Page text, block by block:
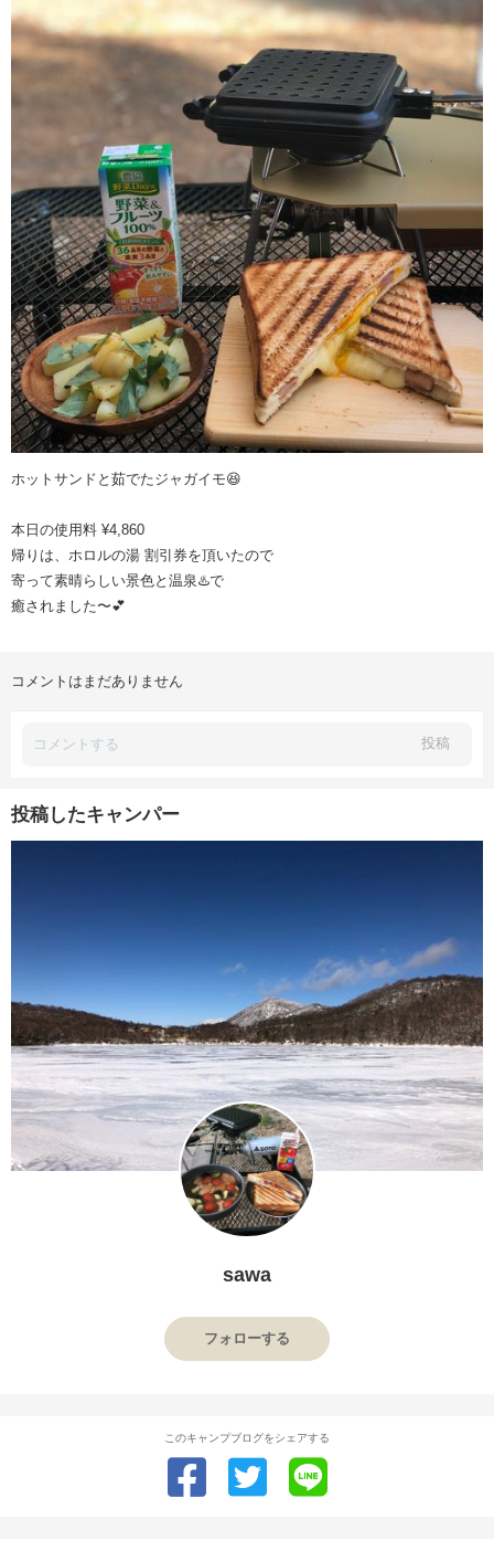
ホットサンドと茹でたジャガイモ😆
本日の使用料 ¥4,860
帰りは、ホロルの湯 割引券を頂いたので
寄って素晴らしい景色と温泉♨️で
癒されました〜💕
コメントはまだありません
投稿
投稿したキャンパー
sawa
フォローする
このキャンプブログをシェアする